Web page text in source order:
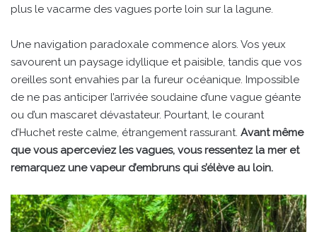
plus le vacarme des vagues porte loin sur la lagune.
Une navigation paradoxale commence alors. Vos yeux
savourent un paysage idyllique et paisible, tandis que vos
oreilles sont envahies par la fureur océanique. Impossible
de ne pas anticiper l’arrivée soudaine d’une vague géante
ou d’un mascaret dévastateur. Pourtant, le courant
d’Huchet reste calme, étrangement rassurant. Avant même
que vous aperceviez les vagues, vous ressentez la mer et
remarquez une vapeur d’embruns qui s’élève au loin.